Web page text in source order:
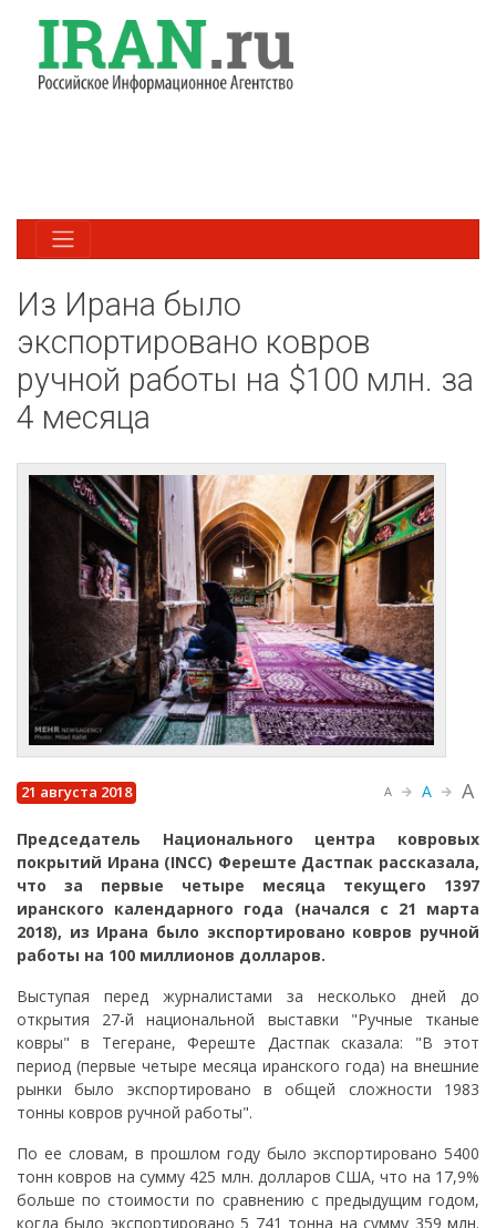
Из Ирана было
экспортировано ковров
ручной работы на $100 млн. за
4 месяца
21 августа 2018 A A A
Председатель Национального центра ковровых
покрытий Ирана (INCC) Фереште Дастпак рассказала,
что за первые четыре месяца текущего 1397
иранского календарного года (начался с 21 марта
2018), из Ирана было экспортировано ковров ручной
работы на 100 миллионов долларов.
Выступая перед журналистами за несколько дней до
открытия 27-й национальной выставки "Ручные тканые
ковры" в Тегеране, Фереште Дастпак сказала: "В этот
период (первые четыре месяца иранского года) на внешние
рынки было экспортировано в общей сложности 1983
тонны ковров ручной работы".
По ее словам, в прошлом году было экспортировано 5400
тонн ковров на сумму 425 млн. долларов США, что на 17,9%
больше по стоимости по сравнению с предыдущим годом,
когда было экспортировано 5 741 тонна на сумму 359 млн.